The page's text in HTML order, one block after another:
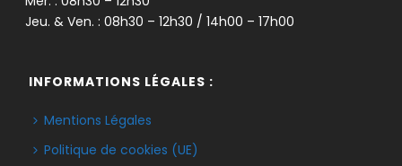
Jeu. & Ven. : 08h30 – 12h30 / 14h00 – 17h00
INFORMATIONS LÉGALES :
Mentions Légales
Politique de cookies (UE)